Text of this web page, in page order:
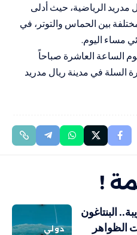
مدريد الرياضية، حيث أدلى
بين الحماس والتوتر، في
مساء اليوم.
الساعة العاشرة صباحاً
السلة في مدينة ريال مدريد
!
دولي
البنتاغون
الظواهر